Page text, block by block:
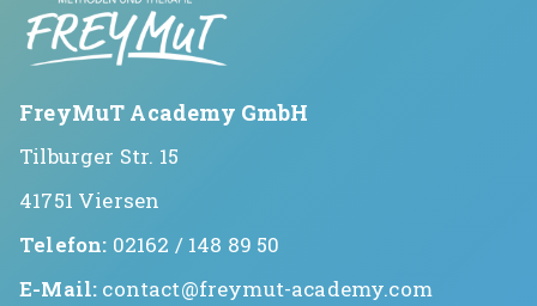
FreyMuT Academy GmbH
Tilburger Str. 15
41751 Viersen
Telefon: 02162 / 148 89 50
E-Mail: contact@freymut-academy.com